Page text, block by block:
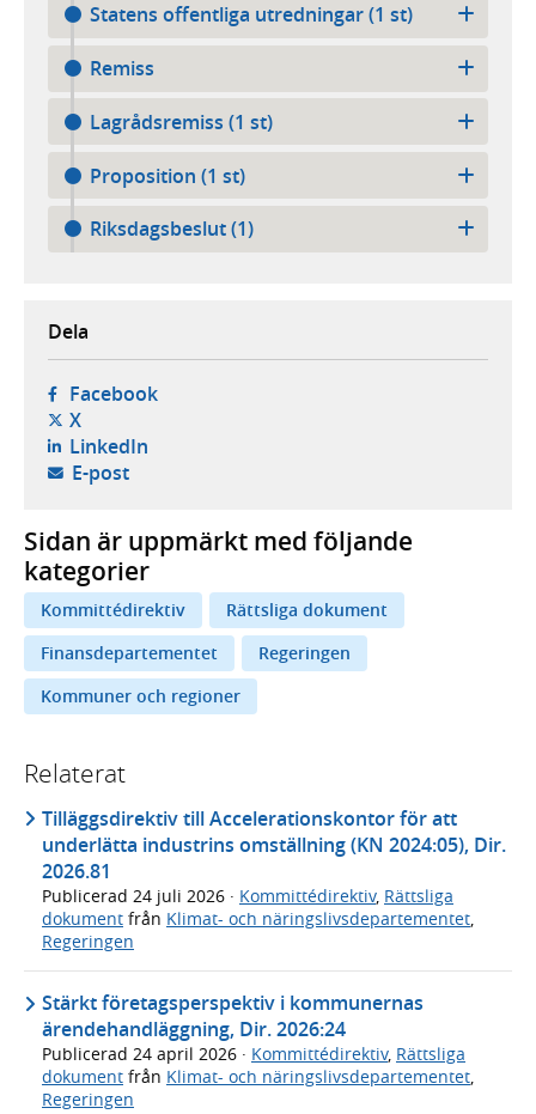
Statens offentliga utredningar (1 st)
Remiss
Lagrådsremiss (1 st)
Proposition (1 st)
Riksdagsbeslut (1)
Dela
Facebook- öppnas i ny flik, extern webbplats,
X- öppnas i ny flik, extern webbplats,
LinkedIn- öppnas i ny flik, extern webbplats,
E-post- öppnar din e-postklient,
Sidan är uppmärkt med följande
kategorier
Kommittédirektiv
Rättsliga dokument
Finansdepartementet
Regeringen
Kommuner och regioner
Relaterat
Tilläggsdirektiv till Accelerationskontor för att
underlätta industrins omställning (KN 2024:05), Dir.
2026.81
Publicerad 24 juli 2026 · Kommittédirektiv, Rättsliga
dokument från Klimat- och näringslivsdepartementet
Regeringen
Stärkt företagsperspektiv i kommunernas
ärendehandläggning, Dir. 2026:24
Publicerad 24 april 2026 · Kommittédirektiv, Rättsliga
dokument från Klimat- och näringslivsdepartementet,
Regeringen